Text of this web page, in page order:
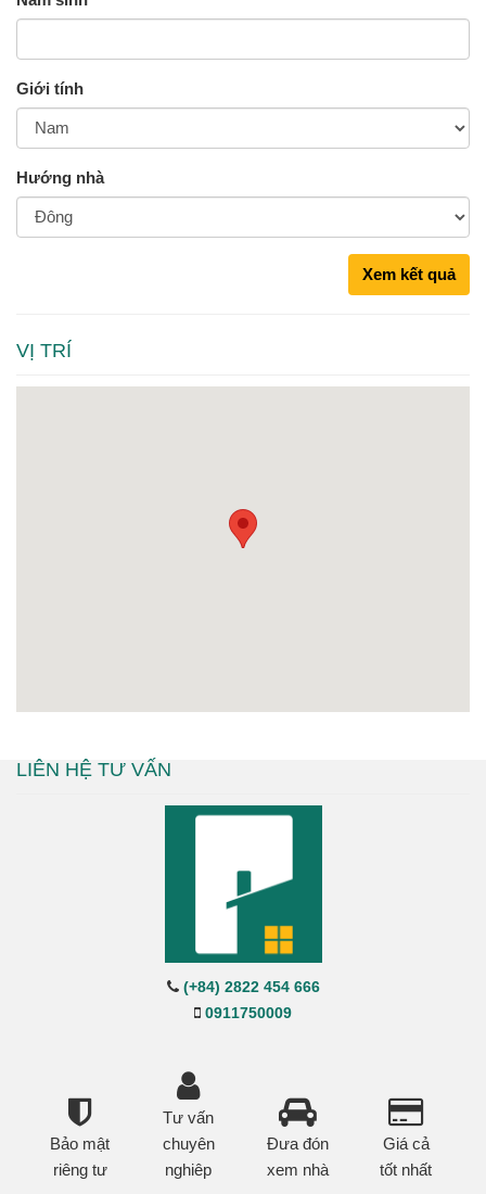
Giới tính
Hướng nhà
Xem kết quả
VỊ TRÍ
LIÊN HỆ TƯ VẤN
(+84) 2822 454 666
0911750009
Bảo mật
riêng tư
Tư vấn
chuyên
nghiêp
Đưa đón
xem nhà
Giá cả
tốt nhất